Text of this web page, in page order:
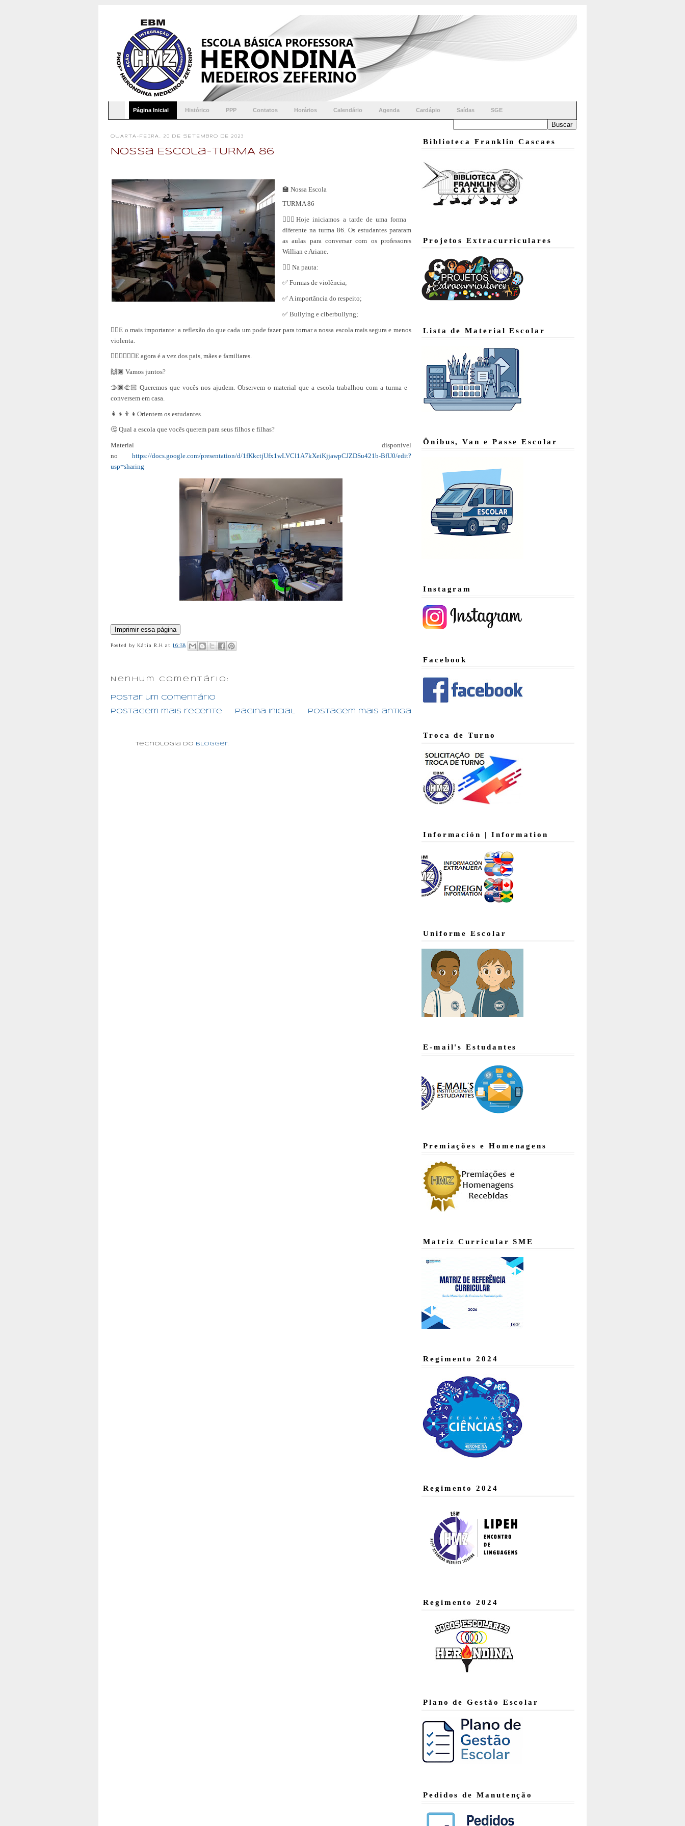
Página Inicial Histórico PPP Contatos Horários Calendário Agenda Cardápio Saídas SGE
QUARTA-FEIRA, 20 DE SETEMBRO DE 2023
Nossa Escola-TURMA 86
🏫 Nossa Escola
TURMA 86
🏃🏿‍♂Hoje iniciamos a tarde de uma forma
diferente na turma 86. Os estudantes pararam
as aulas para conversar com os professores
Willian e Ariane.
✍🏿 Na pauta:
✅ Formas de violência;
✅ A importância do respeito;
✅ Bullying e ciberbullyng;
☝🏿E o mais importante: a reflexão do que cada um pode fazer para tornar a nossa escola mais segura e menos
violenta.
🙋🏼‍♂🙋🏾‍♀E agora é a vez dos pais, mães e familiares.
🙌🏿 Vamos juntos?
🫱🏿‍🫲🏻 Queremos que vocês nos ajudem. Observem o material que a escola trabalhou com a turma e
conversem em casa.
👩‍👦👨‍👦Orientem os estudantes.
🤔 Qual a escola que vocês querem para seus filhos e filhas?
Material disponível
no https://docs.google.com/presentation/d/1fKkctjUfx1wLVCl1A7kXeiKjjawpCJZDSu421b-BfU0/edit?
usp=sharing
Posted byKátia R.H at16:38
Nenhum comentário:
Postar um comentário
Postagem mais recente Postagem mais antiga
Página inicial
Tecnologia do Blogger.
Biblioteca Franklin Cascaes
Projetos Extracurriculares
Lista de Material Escolar
Ônibus, Van e Passe Escolar
Instagram
Facebook
Troca de Turno
Información | Information
Uniforme Escolar
E-mail's Estudantes
Premiações e Homenagens
Matriz Curricular SME
Regimento 2024
Regimento 2024
Regimento 2024
Plano de Gestão Escolar
Pedidos de Manutenção